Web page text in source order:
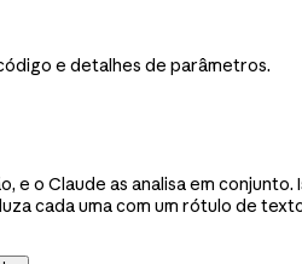
e detalhes de parâmetros.
e o Claude as analisa em
cada uma com um rótulo de